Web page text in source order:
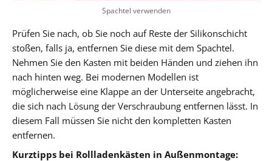
Spachtel verwenden
Prüfen Sie nach, ob Sie noch auf Reste der Silikonschicht
stoßen, falls ja, entfernen Sie diese mit dem Spachtel.
Nehmen Sie den Kasten mit beiden Händen und ziehen ihn
nach hinten weg. Bei modernen Modellen ist
möglicherweise eine Klappe an der Unterseite angebracht,
die sich nach Lösung der Verschraubung entfernen lässt. In
diesem Fall müssen Sie nicht den kompletten Kasten
entfernen.
Kurztipps bei Rollladenkästen in Außenmontage: